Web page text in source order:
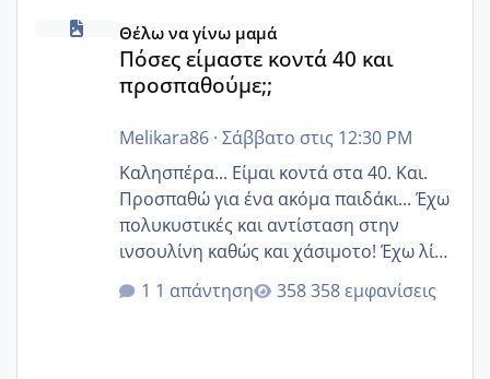
Πόσες είμαστε κοντά 40 και προσπαθούμε;;
Θέλω να γίνω μαμά
Πόσες είμαστε κοντά 40 και
προσπαθούμε;;
Melikara86· Σάββατο στις 12:30 PM
Καλησπέρα... Είμαι κοντά στα 40. Και.
Προσπαθώ για ένα ακόμα παιδάκι... Έχω
πολυκυστικές και αντίσταση στην
ινσουλίνη καθώς και χάσιμοτο! Έχω λίγα
κιλά παραπάνω και όσο κ αν προσπαθώ
δεν χάνω εύκολα! Προσπαθώ για ακόμη
1 απάντηση 358 εμφανίσεις